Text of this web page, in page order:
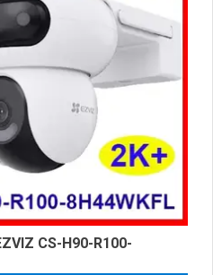
CS-H90-R100-